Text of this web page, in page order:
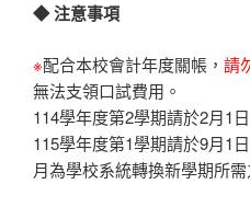
◆ 注意事項
※配合本校會計年度關帳， 請
無法支領口試費用。
114學年度第2學期請於2月1
115學年度第1學期請於9月1
月為學校系統轉換新學期所